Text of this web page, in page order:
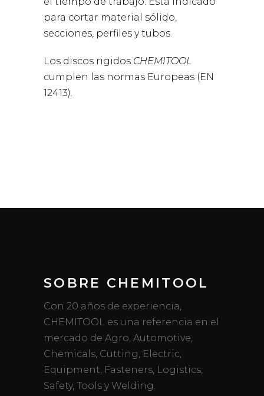
para cortar material sólido,
secciones, perfiles y tubos.
Los discos rigidos CHEMITOOL
cumplen las normas Europeas (EN
12413).
SOBRE CHEMITOOL
Con 20 años de experiencia,
CHEMITOOL es una referencia en el
mercado de Agro, Automotive,
Chemicals, Cutting, Electric,
Equipment, Fasteners, Logistics,
Safety, Tools y Welding.